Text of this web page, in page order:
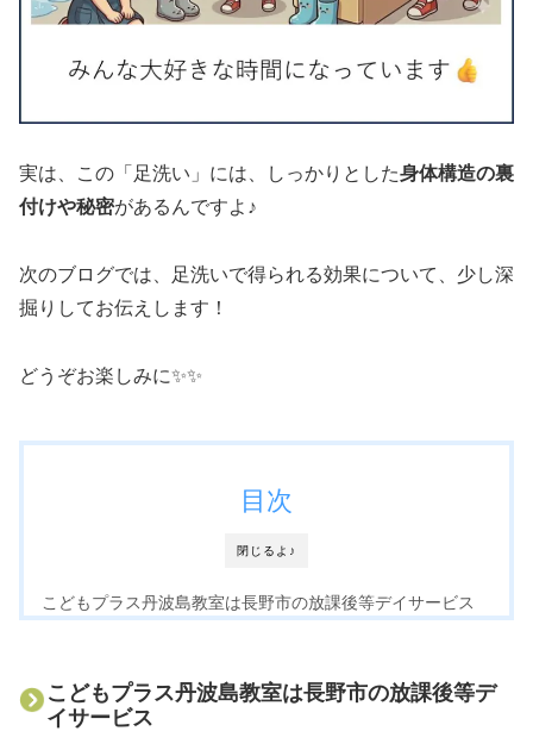
実は、この「足洗い」には、しっかりとした身体構造の裏
付けや秘密があるんですよ♪
次のブログでは、足洗いで得られる効果について、少し深
掘りしてお伝えします！
どうぞお楽しみに✨✨
閉じるよ♪
目次
こどもプラス丹波島教室は長野市の放課後等デイサービス
こどもプラス丹波島教室は長野市の放課後等デ
イサービス